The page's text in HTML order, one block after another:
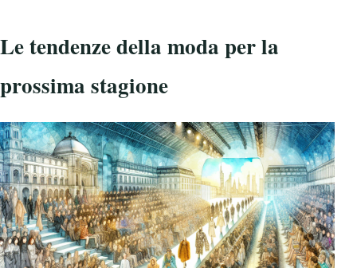
Le tendenze della moda per la
prossima stagione